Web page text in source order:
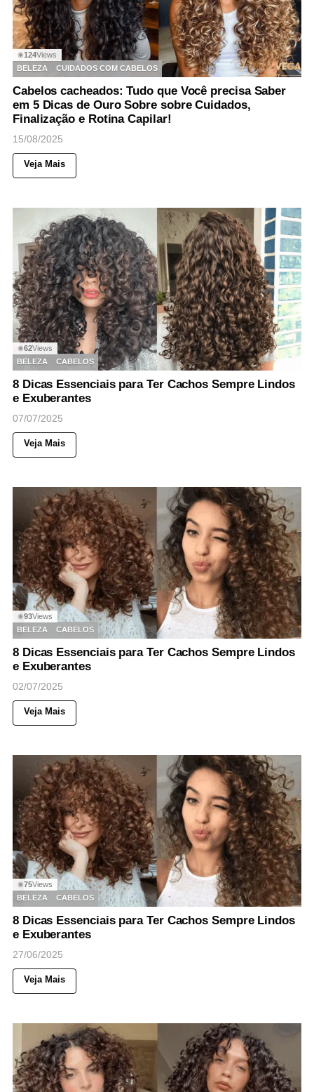
◉124Views
BELEZA
CUIDADOS COM CABELOS
Cabelos cacheados: Tudo que Você precisa Saber
em 5 Dicas de Ouro Sobre sobre Cuidados,
Finalização e Rotina Capilar!
15/08/2025
Veja Mais
◉62Views
BELEZA
CABELOS
8 Dicas Essenciais para Ter Cachos Sempre Lindos
e Exuberantes
07/07/2025
Veja Mais
◉93Views
BELEZA
CABELOS
8 Dicas Essenciais para Ter Cachos Sempre Lindos
e Exuberantes
02/07/2025
Veja Mais
◉75Views
BELEZA
CABELOS
8 Dicas Essenciais para Ter Cachos Sempre Lindos
e Exuberantes
27/06/2025
Veja Mais